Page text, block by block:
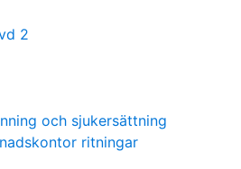
2
och sjukersättning
ritningar